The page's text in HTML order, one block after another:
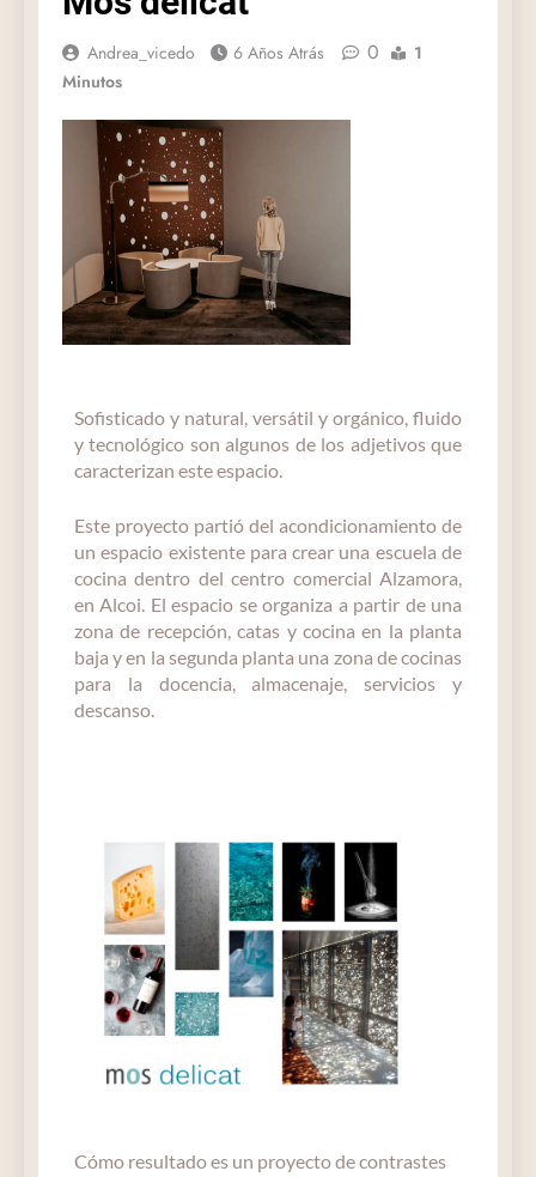
Andrea_vicedo 6 Años Atrás 0
1
Minutos
Sofisticado y natural, versátil y orgánico, fluido
y tecnológico son algunos de los adjetivos que
caracterizan este espacio.
Este proyecto partió del acondicionamiento de
un espacio existente para crear una escuela de
cocina dentro del centro comercial Alzamora,
en Alcoi. El espacio se organiza a partir de una
zona de recepción, catas y cocina en la planta
baja y en la segunda planta una zona de cocinas
para la docencia, almacenaje, servicios y
descanso.
Cómo resultado es un proyecto de contrastes